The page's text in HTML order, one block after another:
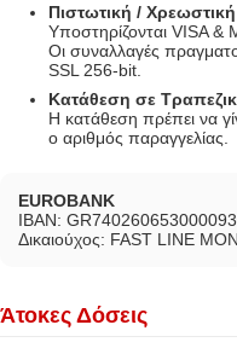
Πιστωτική /
Υποστηρίζονται VISA &
Οι συναλλαγές
SSL 256-bit.
Κατάθεση σε
Η κατάθεση πρέπει να
ο αριθμός παραγγελίας.
EUROBANK
IBAN:
Δικαιούχος: FAST LINE
Άτοκες Δόσεις